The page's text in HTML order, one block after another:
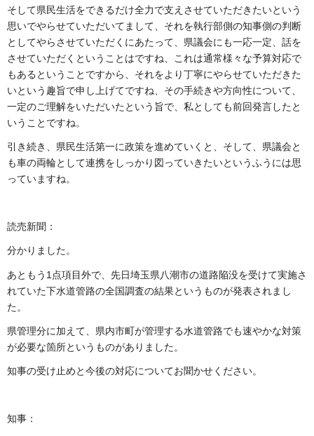
そして県民生活をできるだけ全力で支えさせていただきたいという
思いでやらせていただいてまして、それを執行部側の知事側の判断
としてやらさせていただくにあたって、県議会にも一応一定、話を
させていただくということはですね、これは通常様々な予算対応で
もあるということですから、それをより丁寧にやらせていただきた
いという趣旨で申し上げてですね、その手続きや方向性について、
一定のご理解をいただいたという旨で、私としても前回発言したと
いうことですね。
引き続き、県民生活第一に政策を進めていくと、そして、県議会と
も車の両輪として連携をしっかり図っていきたいというふうには思
っていますね。
読売新聞：
分かりました。
あともう1点項目外で、先日埼玉県八潮市の道路陥没を受けて実施さ
れていた下水道管路の全国調査の結果というものが発表されまし
た。
県管理分に加えて、県内市町が管理する水道管路でも速やかな対策
が必要な箇所というものがありました。
知事の受け止めと今後の対応についてお聞かせください。
知事：